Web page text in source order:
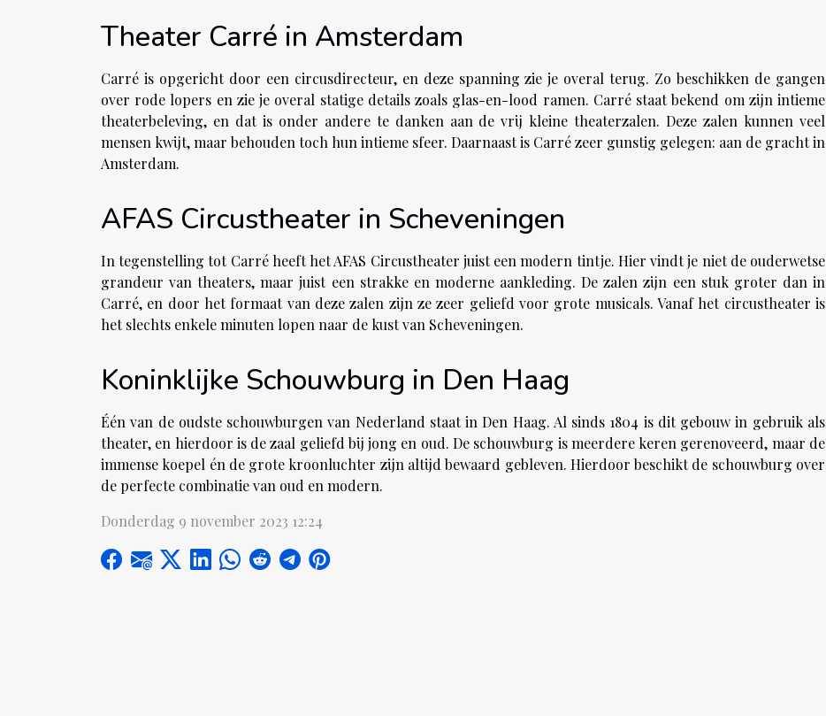
Theater Carré in Amsterdam
Carré is opgericht door een circusdirecteur, en deze spanning zie je overal terug. Zo beschikken de gangen
over rode lopers en zie je overal statige details zoals glas-en-lood ramen. Carré staat bekend om zijn intieme
theaterbeleving, en dat is onder andere te danken aan de vrij kleine theaterzalen. Deze zalen kunnen veel
mensen kwijt, maar behouden toch hun intieme sfeer. Daarnaast is Carré zeer gunstig gelegen: aan de gracht in
Amsterdam.
AFAS Circustheater in Scheveningen
In tegenstelling tot Carré heeft het AFAS Circustheater juist een modern tintje. Hier vindt je niet de ouderwetse
grandeur van theaters, maar juist een strakke en moderne aankleding. De zalen zijn een stuk groter dan in
Carré, en door het formaat van deze zalen zijn ze zeer geliefd voor grote musicals. Vanaf het circustheater is
het slechts enkele minuten lopen naar de kust van Scheveningen.
Koninklijke Schouwburg in Den Haag
Één van de oudste schouwburgen van Nederland staat in Den Haag. Al sinds 1804 is dit gebouw in gebruik als
theater, en hierdoor is de zaal geliefd bij jong en oud. De schouwburg is meerdere keren gerenoveerd, maar de
immense koepel én de grote kroonluchter zijn altijd bewaard gebleven. Hierdoor beschikt de schouwburg over
de perfecte combinatie van oud en modern.
Donderdag 9 november 2023 12:24